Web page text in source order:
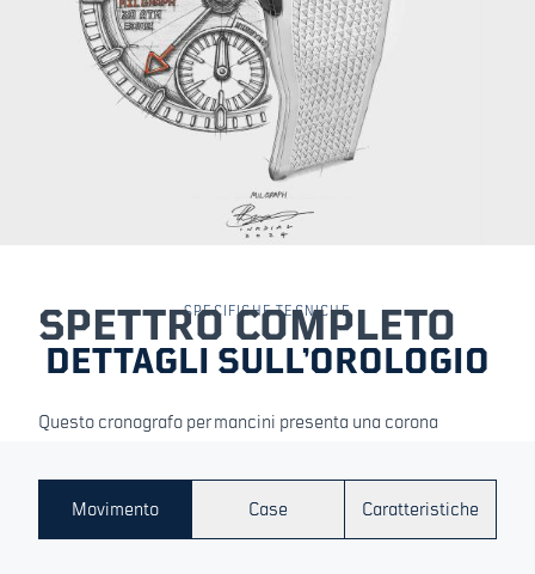
SPETTRO COMPLETO
Questo cronografo per mancini presenta una corona
movimento e il comfort e riducendo al minimo i fastidi
durante le attività sul campo e quelle fisiche. La lunetta
QuadGrip di MICROMILSPEC, con le sue quattro profonde
SPECIFICHE TECNICHE
DETTAGLI SULL’OROLOGIO
Movimento Case Caratteristiche